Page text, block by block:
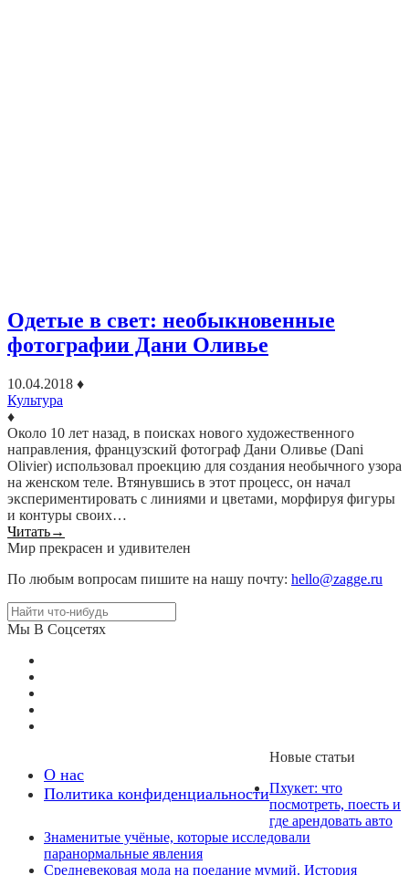
Одетые в свет: необыкновенные
фотографии Дани Оливье
10.04.2018 ♦
Культура
♦
Около 10 лет назад, в поисках нового художественного
направления, французский фотограф Дани Оливье (Dani
Olivier) использовал проекцию для создания необычного узора
на женском теле. Втянувшись в этот процесс, он начал
экспериментировать с линиями и цветами, морфируя фигуры
и контуры своих…
Читать→
Мир прекрасен и удивителен
По любым вопросам пишите на нашу почту: hello@zagge.ru
Мы В Соцсетях
О нас
Политика конфиденциальности
Новые статьи
Пхукет: что
посмотреть, поесть и
где арендовать авто
Знаменитые учёные, которые исследовали
паранормальные явления
Средневековая мода на поедание мумий. История